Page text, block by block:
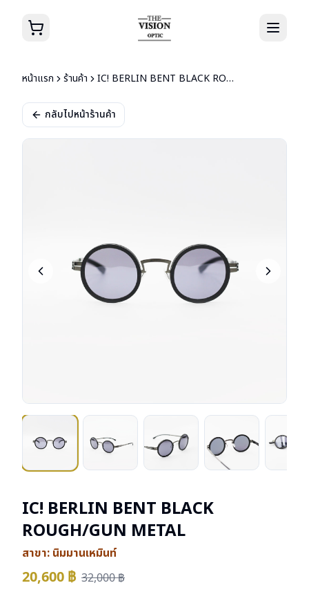
หน้าแรก ร้านค้า IC! BERLIN BENT BLACK ROUGH/GUN METAL
กลับไปหน้าร้านค้า
IC! BERLIN BENT BLACK
ROUGH/GUN METAL
สาขา: นิมมานเหมินท์
20,600 ฿ 32,000฿